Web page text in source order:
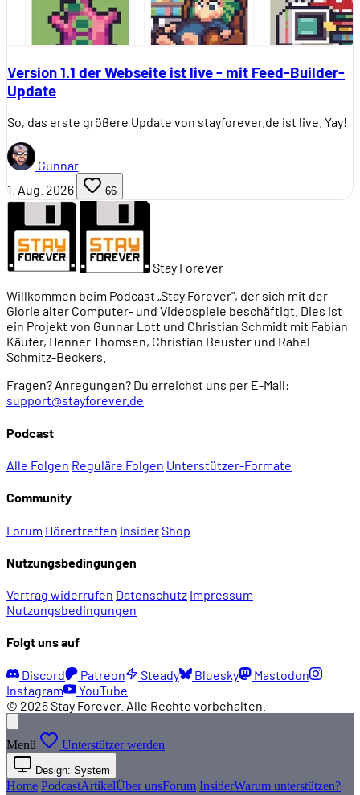
Version 1.1 der Webseite ist live - mit Feed-Builder-
Update
So, das erste größere Update von stayforever.de ist live. Yay!
Gunnar
1. Aug. 2026
66
Stay Forever
Willkommen beim Podcast „Stay Forever", der sich mit der
Glorie alter Computer- und Videospiele beschäftigt. Dies ist
ein Projekt von Gunnar Lott und Christian Schmidt mit Fabian
Käufer, Henner Thomsen, Christian Beuster und Rahel
Schmitz-Beckers.
Fragen? Anregungen? Du erreichst uns per E-Mail:
support@stayforever.de
Podcast
Alle Folgen Reguläre Folgen Unterstützer-Formate
Community
Forum Hörertreffen InsiderShop
Nutzungsbedingungen
Vertrag widerrufen Datenschutz Impressum
Nutzungsbedingungen
Folgt uns auf
Discord Patreon Steady Bluesky
Mastodon
Instagram
YouTube
© 2026 Stay Forever. Alle Rechte vorbehalten.
Menü Unterstützer werden
Design: System
Home PodcastArtikelÜber unsForum InsiderWarum unterstützen?